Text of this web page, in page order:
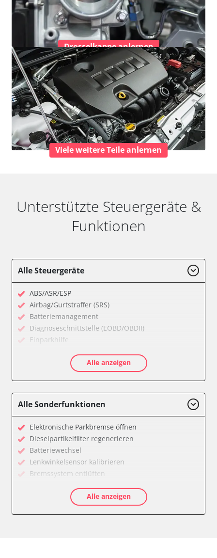
Drosselkappe anlernen
Viele weitere Teile anlernen
Unterstützte Steuergeräte &
Funktionen
Alle Steuergeräte
ABS/ASR/ESP
Airbag/Gurtstraffer (SRS)
Batteriemanagement
Diagnoseschnittstelle (EOBD/OBDII)
Einparkhilfe
Feststellbremse (EPB / SBC)
Klimaanlage
Lenkradelektronik
Lenkradwinkel-Sensor
Leuchtweitenregulierung (LWR)
Medienplayer 3
Motorsteuerung (EMS)
Multifunktionslenkrad
Navigationssystem
Radio
Alle anzeigen
Alle Sonderfunktionen
Elektronische Parkbremse öffnen
Dieselpartikelfilter regenerieren
Batteriewechsel
Lenkwinkelsensor kalibrieren
Bremssystem entlüften
AGR Ventil anlernen
Luftmassenmesser anlernen
Alle anzeigen